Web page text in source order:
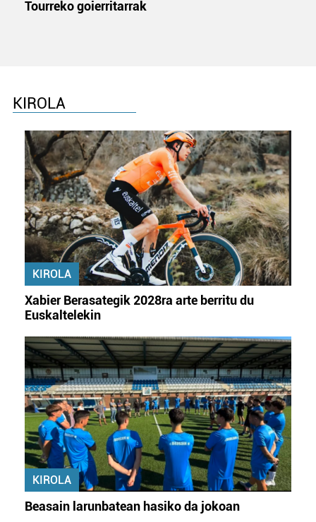
Tourreko goierritarrak
KIROLA
KIROLA
Xabier Berasategik 2028ra arte berritu du
Euskaltelekin
KIROLA
Beasain larunbatean hasiko da jokoan